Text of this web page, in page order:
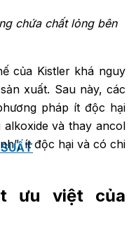
chứa chất lỏng bên
của Kistler khá nguy
xuất. Sau này, các
pháp ít độc hại
và thay ancol
ít độc hại và có chi
ưu việt của